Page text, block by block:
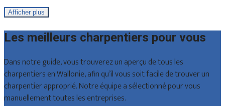
Afficher plus
Les meilleurs charpentiers pour vous
Dans notre guide, vous trouverez un aperçu de tous les
charpentiers en Wallonie, afin qu’il vous soit facile de trouver un
charpentier approprié. Notre équipe a sélectionné pour vous
manuellement toutes les entreprises.